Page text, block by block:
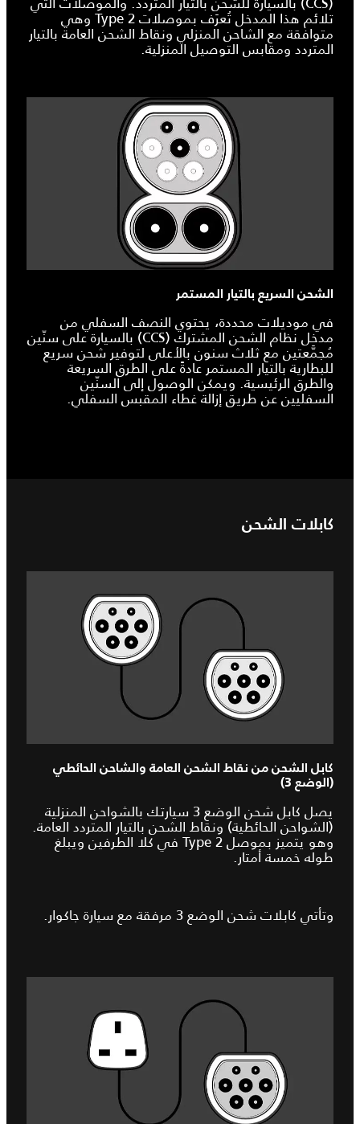
تلائم هذا المدخل تُعرَف بموصلات Type 2 وهي
متوافقة مع الشاحن المنزلي ونقاط الشحن العامة بالتيار
المتردد ومقابس التوصيل المنزلية.
الشحن السريع بالتيار المستمر
في موديلات محددة، يحتوي النصف السفلي من
مدخل نظام الشحن المشترك (CCS) بالسيارة على سنّين
مُجمَّعتين مع ثلاث سنون بالأعلى لتوفير شحن سريع
للبطارية بالتيار المستمر عادةً على الطرق السريعة
والطرق الرئيسية. ويمكن الوصول إلى السنّين
السفليين عن طريق إزالة غطاء المقبس السفلي.
كابلات الشحن
كابل الشحن من نقاط الشحن العامة والشاحن الحائطي
(الوضع 3)
يصل كابل شحن الوضع 3 سيارتك بالشواحن المنزلية
(الشواحن الحائطية) ونقاط الشحن بالتيار المتردد العامة.
وهو يتميز بموصل Type 2 في كلا الطرفين ويبلغ
طوله خمسة أمتار.
وتأتي كابلات شحن الوضع 3 مرفقة مع سيارة جاكوار.